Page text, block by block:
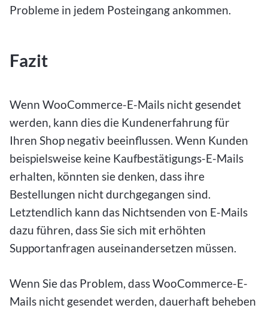
Probleme in jedem Posteingang ankommen.
Fazit
Wenn WooCommerce-E-Mails nicht gesendet
werden, kann dies die Kundenerfahrung für
Ihren Shop negativ beeinflussen. Wenn Kunden
beispielsweise keine Kaufbestätigungs-E-Mails
erhalten, könnten sie denken, dass ihre
Bestellungen nicht durchgegangen sind.
Letztendlich kann das Nichtsenden von E-Mails
dazu führen, dass Sie sich mit erhöhten
Supportanfragen auseinandersetzen müssen.
Wenn Sie das Problem, dass WooCommerce-E-
Mails nicht gesendet werden, dauerhaft beheben